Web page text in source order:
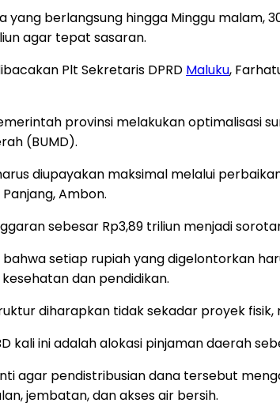
yang berlangsung hingga Minggu
agar tepat sasaran.
Plt Sekretaris DPRD Maluku,
provinsi melakukan optimalisasi
(BUMD).
diupayakan maksimal melalui
Ambon.
sebesar Rp3,89 triliun menjadi
setiap rupiah yang digelontorkan
dan pendidikan.
diharapkan tidak sekadar proyek
kali ini adalah alokasi pinjaman daerah
agar pendistribusian dana tersebut
jembatan, dan akses air bersih.